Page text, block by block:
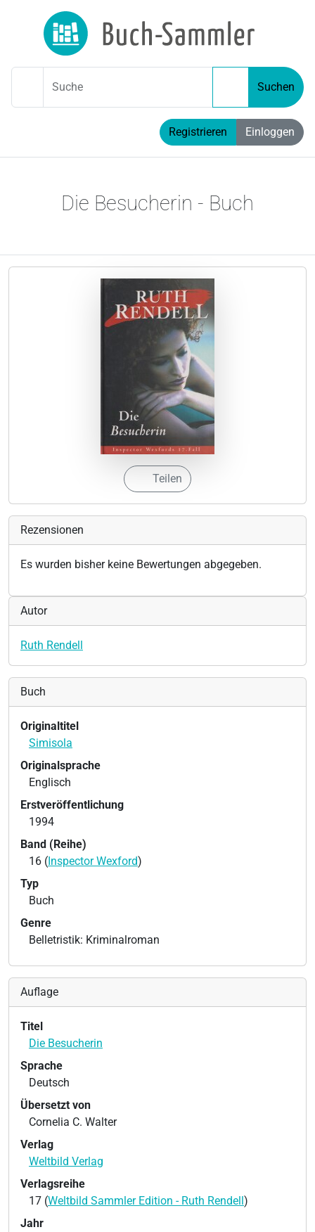
Suche Suchen
Registrieren Einloggen
Die Besucherin - Buch
Teilen
Rezensionen
Es wurden bisher keine Bewertungen abgegeben.
Autor
Ruth Rendell
Buch
Originaltitel
Simisola
Originalsprache
Englisch
Erstveröffentlichung
1994
Band (Reihe)
16 (Inspector Wexford)
Typ
Buch
Genre
Belletristik: Kriminalroman
Auflage
Titel
Die Besucherin
Sprache
Deutsch
Übersetzt von
Cornelia C. Walter
Verlag
Weltbild Verlag
Verlagsreihe
17 (Weltbild Sammler Edition - Ruth Rendell)
Jahr